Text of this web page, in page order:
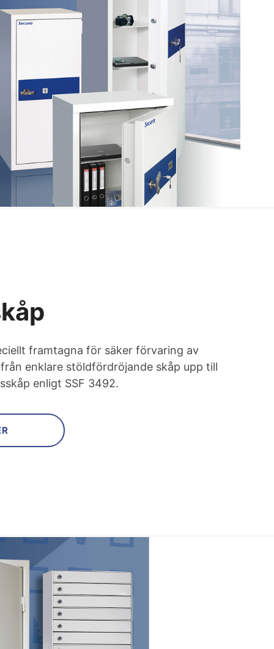
framtagna för säker förvaring av
enklare stöldfördröjande skåp upp till
enligt SSF 3492.